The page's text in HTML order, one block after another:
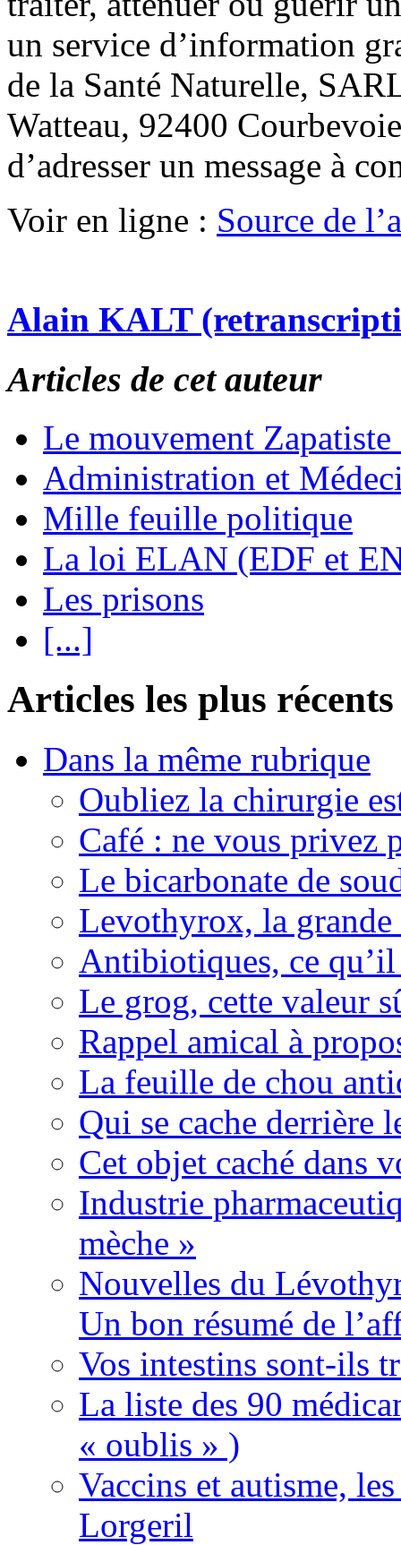
un service d’information
de la Santé Naturelle,
Watteau, 92400
d’adresser un message à
Voir en ligne : Source de
Alain KALT
Articles de cet auteur
Le mouvement
Administration et
Mille feuille politique
La loi ELAN (EDF et
Les prisons
[...]
Articles les plus récents
Dans la même rubrique
Oubliez la chirurgie
Café : ne vous privez
Le bicarbonate de
Levothyrox, la
Antibiotiques, ce
Le grog, cette valeur
Rappel amical à
La feuille de chou
Qui se cache derrière
Cet objet caché dans
Industrie
mèche »
Nouvelles du
Un bon résumé de
Vos intestins sont-ils
La liste des 90
« oublis » )
Vaccins et autisme,
Lorgeril